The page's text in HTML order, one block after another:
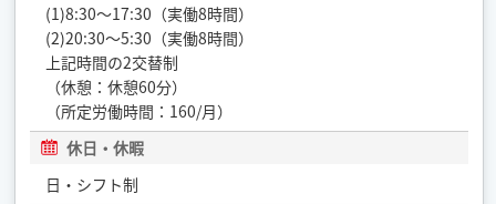
(1)8:30～17:30（実働8時間）
(2)20:30～5:30（実働8時間）
上記時間の2交替制
（休憩：休憩60分）
（所定労働時間：160/月）
休日・休暇
日・シフト制